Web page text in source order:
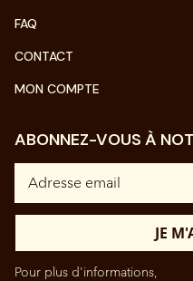
FAQ
CONTACT
MON COMPTE
ABONNEZ-VOUS À
Pour plus d'informations,